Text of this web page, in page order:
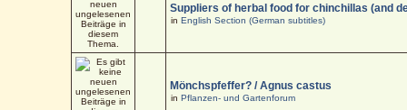
Suppliers of herbal food for chinchillas (and
inEnglish Section (German subtitles)
Mönchspfeffer? / Agnus castus
inPflanzen- und Gartenforum